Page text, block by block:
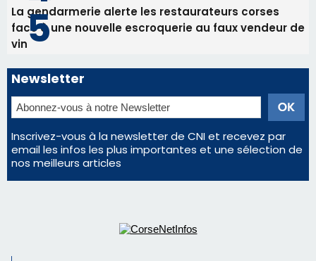
La gendarmerie alerte les restaurateurs corses
face à une nouvelle escroquerie au faux vendeur de
vin
Newsletter
Inscrivez-vous à la newsletter de CNI et recevez par
email les infos les plus importantes et une sélection de
nos meilleurs articles